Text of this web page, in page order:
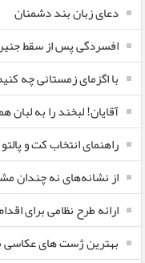
دعای زبان بند دشمنان
افسردگی پس از سقط
با اگزمای زمستانی چه
آقایان! لبخند را به لبان
راهنمای انتخاب کت و پالتو
از نشانه‌های نه چندان
ارائه طرح نظامی برای
بهترین ژست های عکاسی